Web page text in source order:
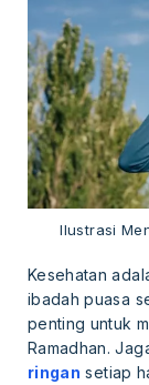
Ilustrasi
Kesehatan
ibadah puasa
penting untuk
Ramadhan.
ringan setiap